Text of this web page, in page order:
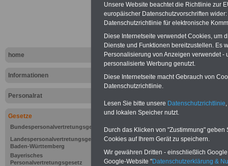
home
Informationen
Personalrat
Gesetze
Bundespersonalvertretungsgesetz
Landespersonalvertretungsgesetz
Baden-Württemberg
Bayerisches
Personalvertretungsgesetz
Schleswig-
Schl.-H.): §
Zeitpunkt
Unsere Website beachtet die Richtlinie zur
europäischer Datenschutzvorschriften
Datenschutzrichtlinie für elektronische
Diese Internetseite verwendet Cookies, um
Dienste und Funktionen bereitzustellen. Es
Personalisierung von Anzeigen verwendet
personalisierte Werbung genutzt.
Diese Internetseite macht Gebrauch von
Datenschutzrichtlinie.
Lesen Sie bitte unsere Datenschutzrichtlinie
und lokalen Speicher nutzt.
Durch das Klicken von "Zustimmung"
Cookies auf Ihrem Gerät zu speichern.
Wir gewähren Dritten - einschließlich
Google-Website "Datenschutzerklärung &